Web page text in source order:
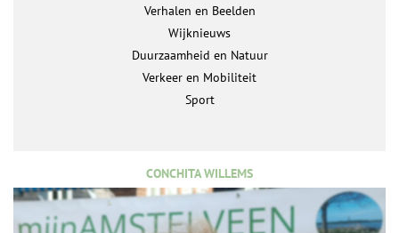
Verhalen en Beelden
Wijknieuws
Duurzaamheid en Natuur
Verkeer en Mobiliteit
Sport
CONCHITA WILLEMS